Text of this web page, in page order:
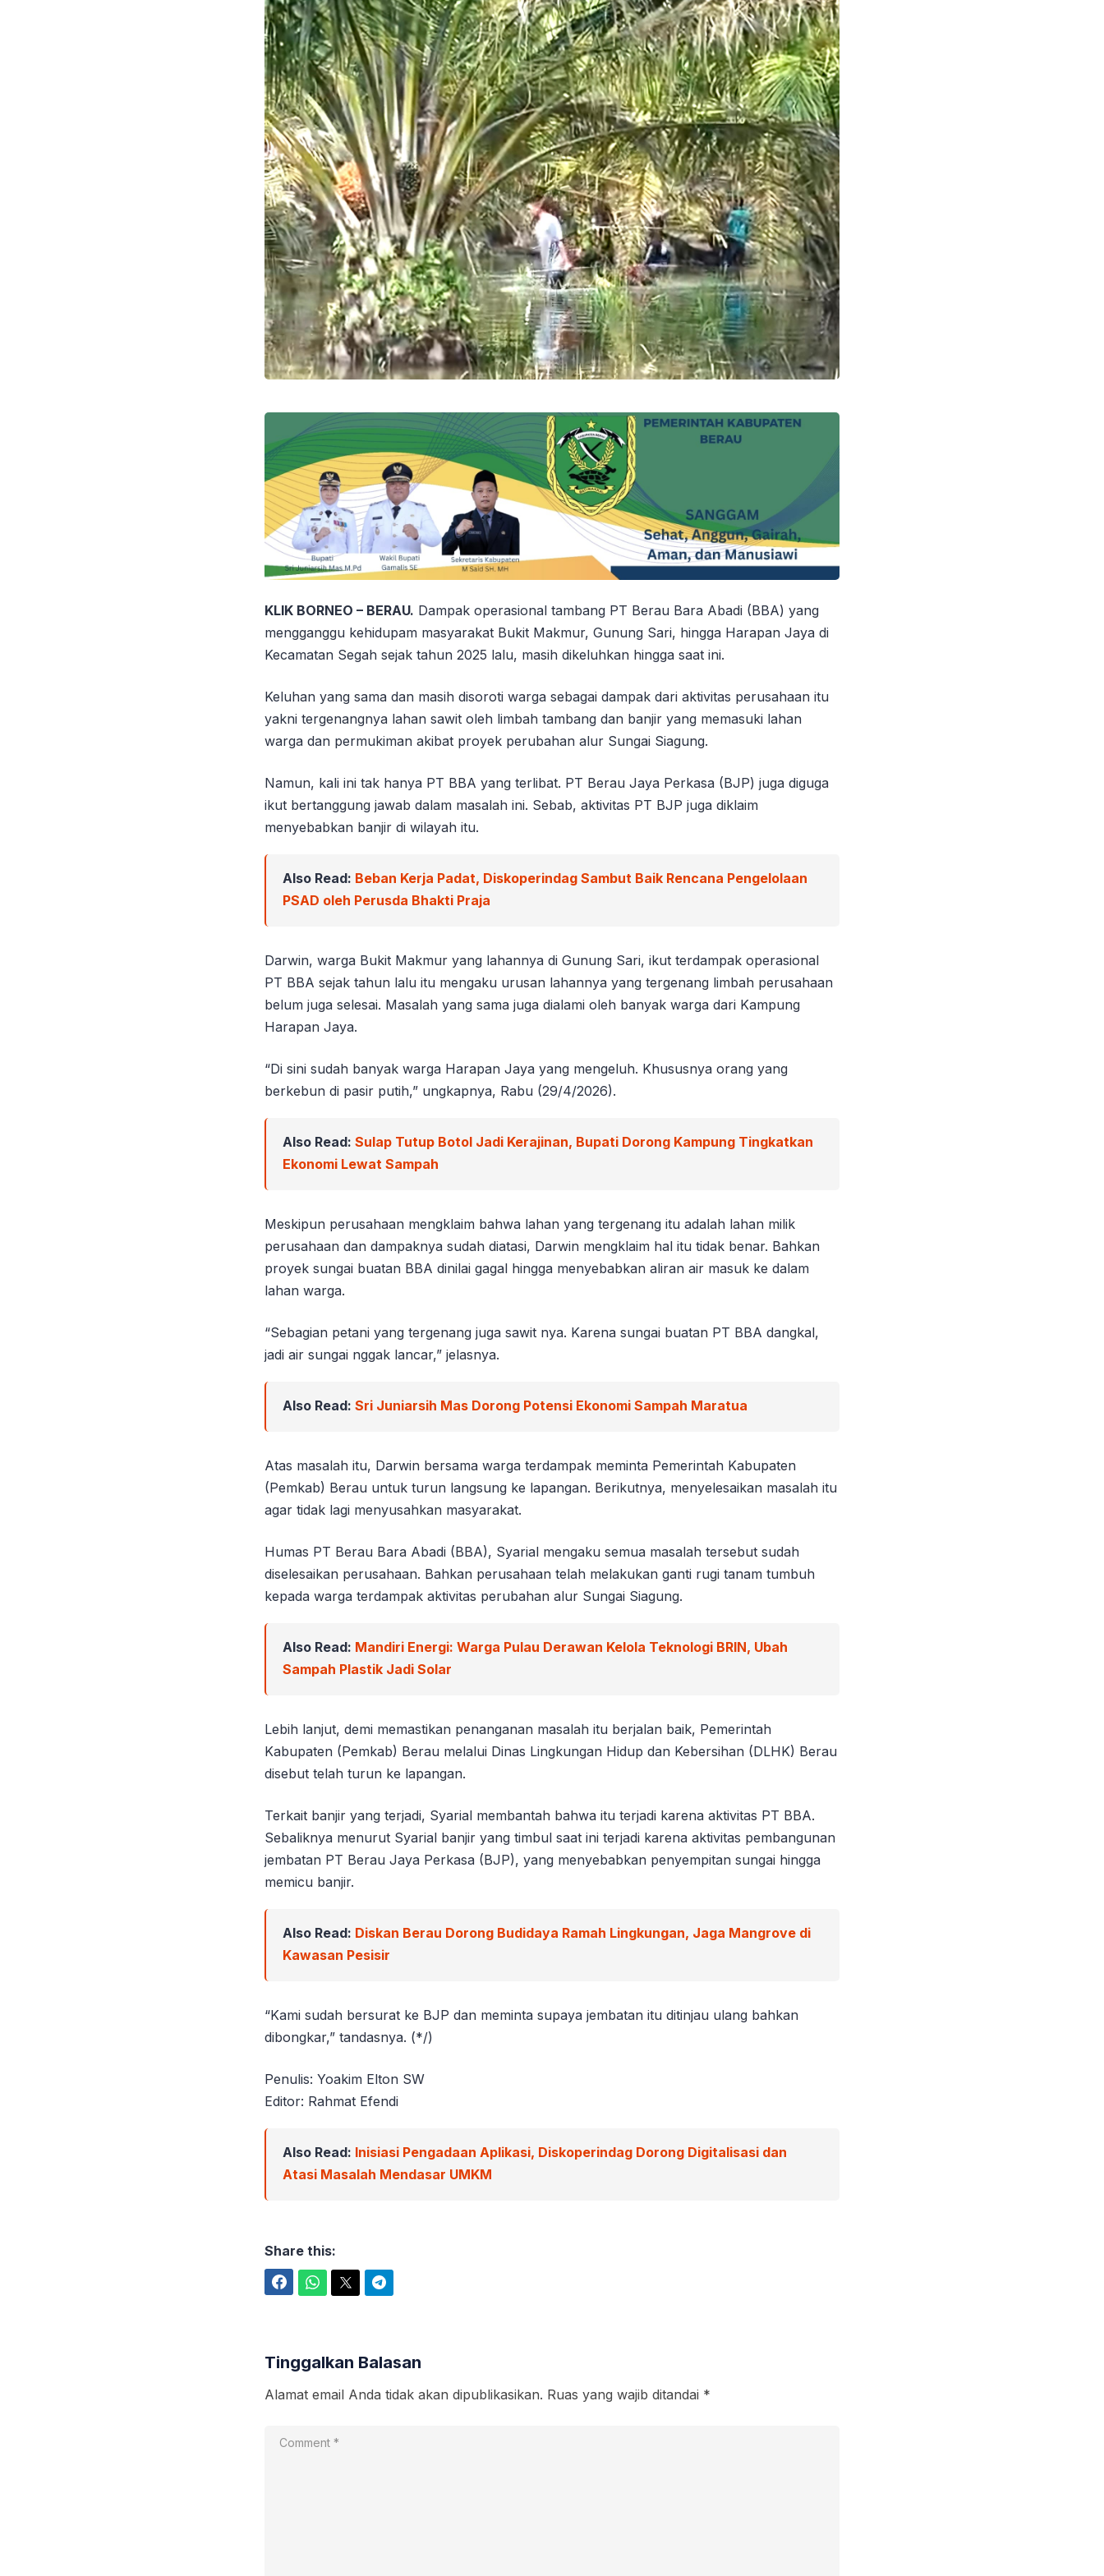
KLIK BORNEO – BERAU. Dampak operasional tambang PT Berau Bara Abadi (BBA) yang
mengganggu kehidupam masyarakat Bukit Makmur, Gunung Sari, hingga Harapan Jaya di
Kecamatan Segah sejak tahun 2025 lalu, masih dikeluhkan hingga saat ini.
Keluhan yang sama dan masih disoroti warga sebagai dampak dari aktivitas perusahaan itu
yakni tergenangnya lahan sawit oleh limbah tambang dan banjir yang memasuki lahan
warga dan permukiman akibat proyek perubahan alur Sungai Siagung.
Namun, kali ini tak hanya PT BBA yang terlibat. PT Berau Jaya Perkasa (BJP) juga diguga
ikut bertanggung jawab dalam masalah ini. Sebab, aktivitas PT BJP juga diklaim
menyebabkan banjir di wilayah itu.
Also Read: Beban Kerja Padat, Diskoperindag Sambut Baik Rencana Pengelolaan
PSAD oleh Perusda Bhakti Praja
Darwin, warga Bukit Makmur yang lahannya di Gunung Sari, ikut terdampak operasional
PT BBA sejak tahun lalu itu mengaku urusan lahannya yang tergenang limbah perusahaan
belum juga selesai. Masalah yang sama juga dialami oleh banyak warga dari Kampung
Harapan Jaya.
“Di sini sudah banyak warga Harapan Jaya yang mengeluh. Khususnya orang yang
berkebun di pasir putih,” ungkapnya, Rabu (29/4/2026).
Also Read: Sulap Tutup Botol Jadi Kerajinan, Bupati Dorong Kampung Tingkatkan
Ekonomi Lewat Sampah
Meskipun perusahaan mengklaim bahwa lahan yang tergenang itu adalah lahan milik
perusahaan dan dampaknya sudah diatasi, Darwin mengklaim hal itu tidak benar. Bahkan
proyek sungai buatan BBA dinilai gagal hingga menyebabkan aliran air masuk ke dalam
lahan warga.
“Sebagian petani yang tergenang juga sawit nya. Karena sungai buatan PT BBA dangkal,
jadi air sungai nggak lancar,” jelasnya.
Also Read: Sri Juniarsih Mas Dorong Potensi Ekonomi Sampah Maratua
Atas masalah itu, Darwin bersama warga terdampak meminta Pemerintah Kabupaten
(Pemkab) Berau untuk turun langsung ke lapangan. Berikutnya, menyelesaikan masalah itu
agar tidak lagi menyusahkan masyarakat.
Humas PT Berau Bara Abadi (BBA), Syarial mengaku semua masalah tersebut sudah
diselesaikan perusahaan. Bahkan perusahaan telah melakukan ganti rugi tanam tumbuh
kepada warga terdampak aktivitas perubahan alur Sungai Siagung.
Also Read: Mandiri Energi: Warga Pulau Derawan Kelola Teknologi BRIN, Ubah
Sampah Plastik Jadi Solar
Lebih lanjut, demi memastikan penanganan masalah itu berjalan baik, Pemerintah
Kabupaten (Pemkab) Berau melalui Dinas Lingkungan Hidup dan Kebersihan (DLHK) Berau
disebut telah turun ke lapangan.
Terkait banjir yang terjadi, Syarial membantah bahwa itu terjadi karena aktivitas PT BBA.
Sebaliknya menurut Syarial banjir yang timbul saat ini terjadi karena aktivitas pembangunan
jembatan PT Berau Jaya Perkasa (BJP), yang menyebabkan penyempitan sungai hingga
memicu banjir.
Also Read: Diskan Berau Dorong Budidaya Ramah Lingkungan, Jaga Mangrove di
Kawasan Pesisir
“Kami sudah bersurat ke BJP dan meminta supaya jembatan itu ditinjau ulang bahkan
dibongkar,” tandasnya. (*/)
Penulis: Yoakim Elton SW
Editor: Rahmat Efendi
Also Read: Inisiasi Pengadaan Aplikasi, Diskoperindag Dorong Digitalisasi dan
Atasi Masalah Mendasar UMKM
Share this:
Tinggalkan Balasan
Alamat email Anda tidak akan dipublikasikan. Ruas yang wajib ditandai *